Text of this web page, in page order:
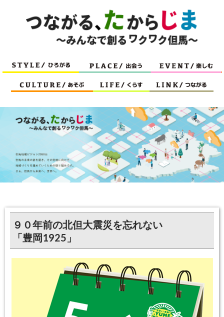
９０年前の北但大震災を忘れない
「豊岡1925」